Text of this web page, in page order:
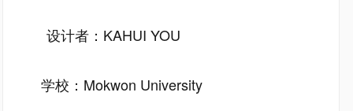
设计者：KAHUI YOU
学校：Mokwon University